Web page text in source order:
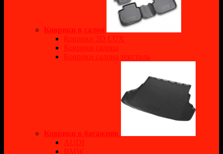
Коврики в салон
Коврики 3D LUX
Коврики салона
Коврики салона текстиль
Коврики в багажник
AUDI
BMW